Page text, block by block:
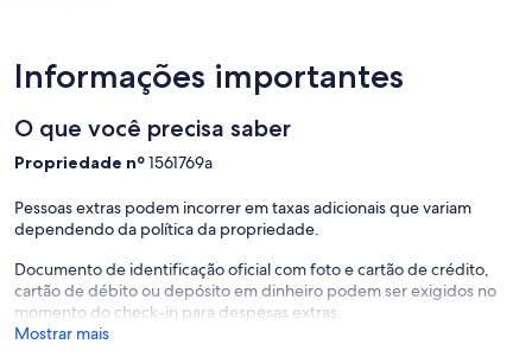
Informações importantes
O que você precisa saber
Propriedade nº1561769a
Pessoas extras podem incorrer em taxas adicionais que variam
dependendo da política da propriedade.
Documento de identificação oficial com foto e cartão de crédito,
cartão de débito ou depósito em dinheiro podem ser exigidos no
momento do check-in para despesas extras.
Mostrar mais